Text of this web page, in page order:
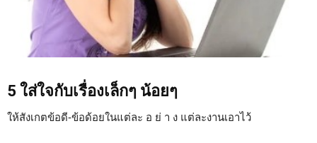
5 ใส่ใจกับเรื่องเล็กๆ น้อยๆ
ให้สังเกตข้อดี-ข้อด้อยในแต่ละ อ ย่ า ง แต่ละงานเอาไว้